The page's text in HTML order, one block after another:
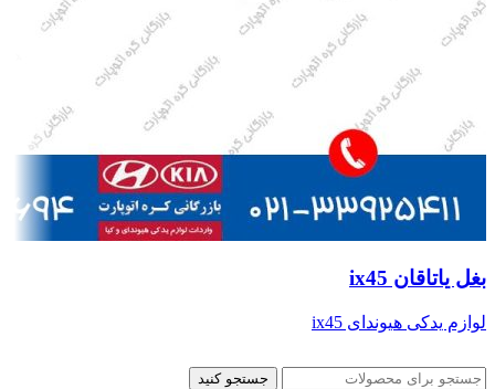
بغل یاتاقان ix45
لوازم یدکی هیوندای ix45
جستجو کنید